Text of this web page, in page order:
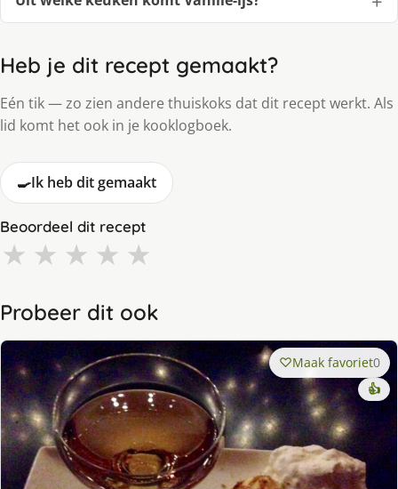
Heb je dit recept gemaakt?
Eén tik — zo zien andere thuiskoks dat dit recept werkt. Als
lid komt het ook in je kooklogboek.
🍳Ik heb dit gemaakt
Beoordeel dit recept
★ ★ ★ ★ ★
Probeer dit ook
Maak favoriet0
👍